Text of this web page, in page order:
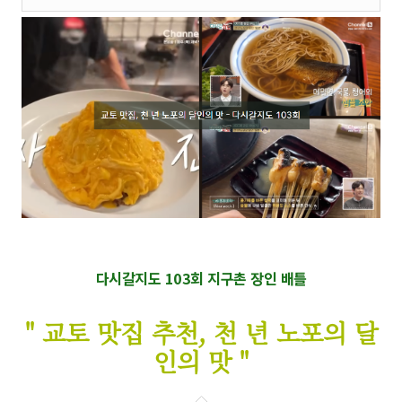
다시갈지도 103회 지구촌 장인 배틀
" 교토 맛집 추천, 천 년 노포의 달
인의 맛 "